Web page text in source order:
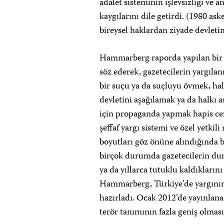
adalet sisteminin işlevsizliği ve
kaygılarını dile getirdi. (1980
bireysel haklardan ziyade
Hammarberg raporda yapılan
söz ederek, gazetecilerin
bir suçu ya da suçluyu övmek,
devletini aşağılamak ya da
için propaganda yapmak hapis
şeffaf yargı sistemi ve özel
boyutları göz önüne
birçok durumda gazetecilerin
ya da yıllarca tutuklu
Hammarberg, Türkiye’de
hazırladı. Ocak 2012’de
terör tanımının fazla geniş